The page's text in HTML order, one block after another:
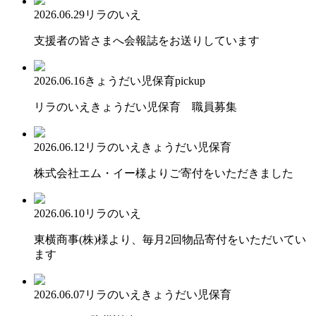
2026.06.29リラのいえ
支援者の皆さまへ会報誌をお送りしています
2026.06.16きょうだい児保育pickup
リラのいえきょうだい児保育 職員募集
2026.06.12 リラのいえ きょうだい児保育
株式会社エム・イー様よりご寄付をいただきました
2026.06.10リラのいえ
東横商事(株)様より、毎月2回物品寄付をいただいてい
ます
2026.06.07リラのいえ きょうだい児保育